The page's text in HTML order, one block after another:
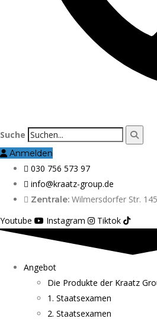
Suche
Anmelden
030 756 573 97
info@kraatz-group.de
Zentrale: Wilmersdorfer Str.
Youtube
Instagram Tiktok
Angebot
Die Produkte der Kraatz
1. Staatsexamen
2. Staatsexamen